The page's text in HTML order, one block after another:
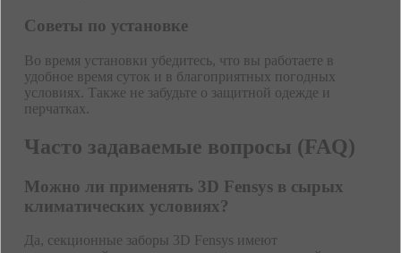
Советы по установке
Во время установки убедитесь, что вы работаете в
удобное время суток и в благоприятных погодных
условиях. Также не забудьте о защитной одежде и
перчатках.
Часто задаваемые вопросы (FAQ)
Можно ли применять 3D Fensys в сырых
климатических условиях?
Да, секционные заборы 3D Fensys имеют